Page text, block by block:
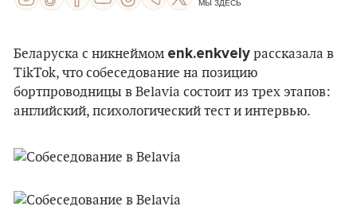
МЫ ЗДЕСЬ
Беларуска с никнеймом enk.enkvely рассказала в
TikTok, что собеседование на позицию
бортпроводницы в Belavia состоит из трех этапов:
английский, психологический тест и интервью.